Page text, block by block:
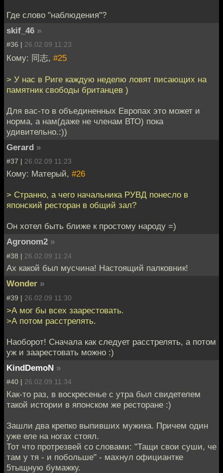
Где слово "наблюдения"?
skif_46 »
#36 | 26.02.09 11:23
Кому: 同志, #25
> У нас в Риге каждую неделю ловят писающих на
памятник свободы британцев )
Для вас-то в объединенных Европах это может и
норма, а нам(даже не членам ВТО) пока
удивительно.:))
Gerard »
#37 | 26.02.09 11:23
Кому: Матерый, #26
> Странно, а чего начальника РУВД понесло в
японский ресторан в общий зал?
Он хотел быть ближе к простому народу =)
Agronom2 »
#38 | 26.02.09 11:24
Ах какой был мусчина! Настоящий палковник!
Wonder »
#39 | 26.02.09 11:30
>А мог бы всех заарестовать.
>А потом расстрелять.
Наоборот! Сначала как следует расстрелять, а потом
уж и заарестовать можно :)
KindDemoN »
#40 | 26.02.09 11:34
Как-то раз, в воскресенье с утра был свидетелем
такой истории в японском же ресторане :)
Зашли два крепко выпивших мужика. Причем один
уже еле на ногах стоял.
Тот что протрезвей со словами: "Тащи свои суши, че
там у тя - и побольше" - махнул официантке
5тыщную бумажку.